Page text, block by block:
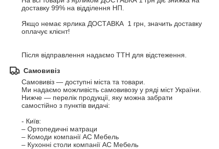
доставку 99% на відділення НП.
Якщо немає ярлика ДОСТАВКА  1 грн, значить доставку
оплачує клієнт!
Після відправлення надаємо ТТН для відстеження.
Самовивіз
Самовивіз — доступні міста та товари.
Ми надаємо можливість самовивозу у ряді міст України.
Нижче — перелік продукції, яку можна забрати
самостійно з пунктів видачі:
- Київ:
– Ортопедичні матраци
– Комоди компанії АС Мебель
– Кухонні столи компанії АС Мебель